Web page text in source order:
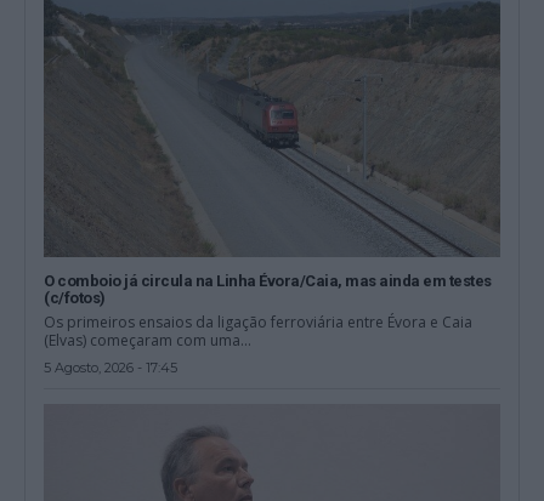
O comboio já circula na Linha Évora/Caia, mas ainda em testes
(c/fotos)
Os primeiros ensaios da ligação ferroviária entre Évora e Caia
(Elvas) começaram com uma...
5 Agosto, 2026 - 17:45